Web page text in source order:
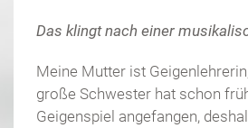
Das klingt nach einer
Meine Mutter ist
große Schwester hat schon
Geigenspiel angefangen,